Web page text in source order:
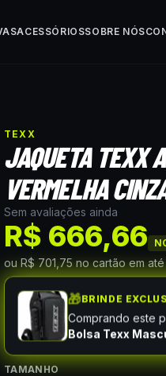
ACESSÓRIOSSOBRE NÓS
TEXX
JAQUETA TEXX
VERMELHA
Sem avaliações ainda
R$ 666,66
ou R$ 701,75 no cartão em até
🎁BRINDE
Comprando este
Bolsa Texx
TAMANHO